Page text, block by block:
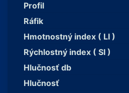
Profil
Ráfik
Hmotnostný index ( LI )
Rýchlostný index ( SI )
Hlučnosť db
Hlučnosť